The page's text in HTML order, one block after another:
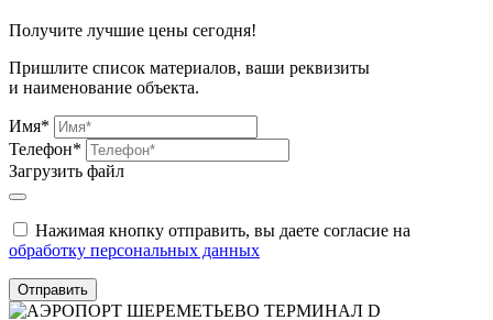
Получите лучшие цены сегодня!
Пришлите список материалов, ваши реквизиты
и наименование объекта.
Имя*
Телефон*
Загрузить файл
Нажимая кнопку отправить, вы даете согласие на
обработку персональных данных
Отправить